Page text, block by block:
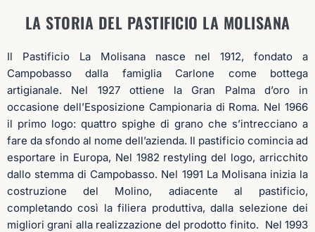
LA STORIA DEL PASTIFICIO LA MOLISANA
Il Pastificio La Molisana nasce nel 1912, fondato a
Campobasso dalla famiglia Carlone come bottega
artigianale. Nel 1927 ottiene la Gran Palma d’oro in
occasione dell’Esposizione Campionaria di Roma. Nel 1966
il primo logo: quattro spighe di grano che s’intrecciano a
fare da sfondo al nome dell’azienda. Il pastificio comincia ad
esportare in Europa, Nel 1982 restyling del logo, arricchito
dallo stemma di Campobasso. Nel 1991 La Molisana inizia la
costruzione del Molino, adiacente al pastificio,
completando così la filiera produttiva, dalla selezione dei
migliori grani alla realizzazione del prodotto finito. Nel 1993